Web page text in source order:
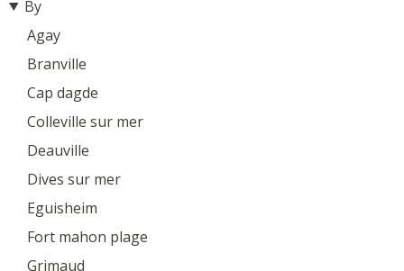
By
Agay
Branville
Cap dagde
Colleville sur mer
Deauville
Dives sur mer
Eguisheim
Fort mahon plage
Grimaud